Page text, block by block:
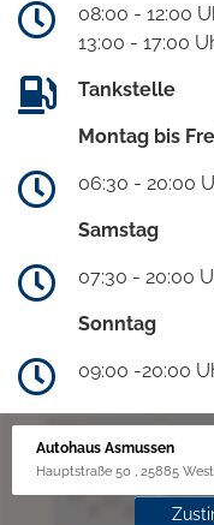
08:00 - 12:00
13:00 - 17:00
Tankstelle
Montag bis
06:30 - 20:00
Samstag
07:30 - 20:00
Sonntag
09:00 -20:00
Autohaus Asmussen
Hauptstraße 50 , 25885